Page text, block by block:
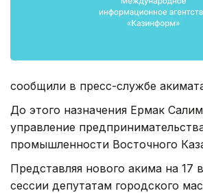
сообщили в пресс-службе
До этого назначения Ермак
управление
промышленности Восточного
Представляя нового акима на 17
сессии депутатам городского